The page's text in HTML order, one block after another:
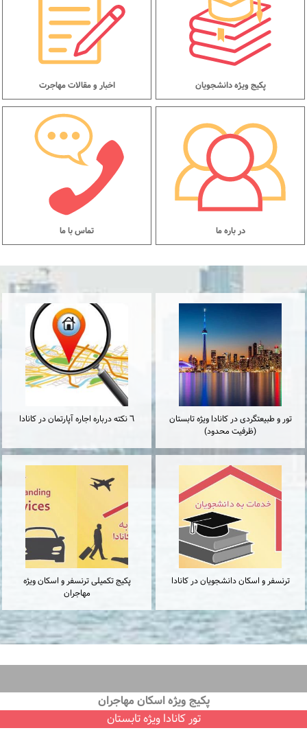
پکیج ویژه دانشجویان اخبار و مقالات مهاجرت
در باره ما تماس با ما
تور و طبیعتگردی در کانادا ویژه تابستان
(ظرفیت محدود)
٦ نكته درباره اجاره آپارتمان در كانادا
ترنسفر و اسكان دانشجويان در كانادا
پكيج تكميلى ترنسفر و اسكان ويژه
مهاجران
پكيج ويژه اسكان مهاجران
تور كانادا ویژه تابستان